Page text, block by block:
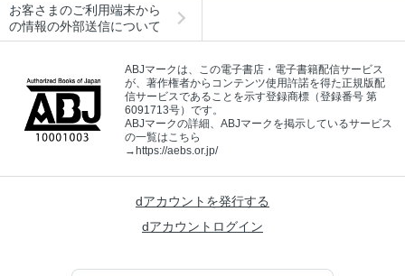
お客さまのご利用端末から
の情報の外部送信について
ABJマークは、この電子書店・電子書籍配信サービス
が、著作権者からコンテンツ使用許諾を得た正規版配
信サービスであることを示す登録商標（登録番号 第
6091713号）です。
ABJマークの詳細、ABJマークを掲示しているサービス
の一覧はこちら
→https://aebs.or.jp/
dアカウントを発行する
dアカウントログイン